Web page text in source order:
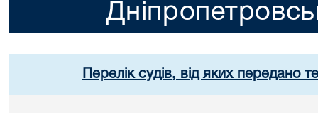
Перелік судів, від яких передано